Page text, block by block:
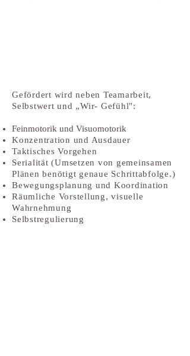
Gefördert wird neben Teamarbeit,
Selbstwert und „Wir- Gefühl":
Feinmotorik und Visuomotorik
Konzentration und Ausdauer
Taktisches Vorgehen
Serialität (Umsetzen von gemeinsamen
Plänen benötigt genaue Schrittabfolge.)
Bewegungsplanung und Koordination
Räumliche Vorstellung, visuelle
Wahrnehmung
Selbstregulierung